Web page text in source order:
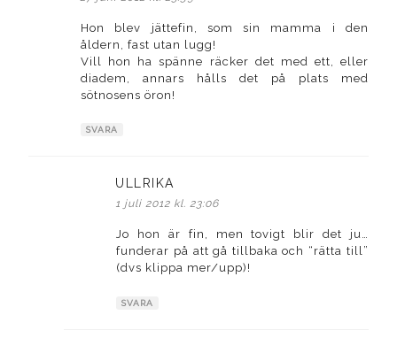
Hon blev jättefin, som sin mamma i den
åldern, fast utan lugg!
Vill hon ha spänne räcker det med ett, eller
diadem, annars hålls det på plats med
sötnosens öron!
SVARA
ULLRIKA
1 juli 2012 kl. 23:06
Jo hon är fin, men tovigt blir det ju…
funderar på att gå tillbaka och “rätta till”
(dvs klippa mer/upp)!
SVARA